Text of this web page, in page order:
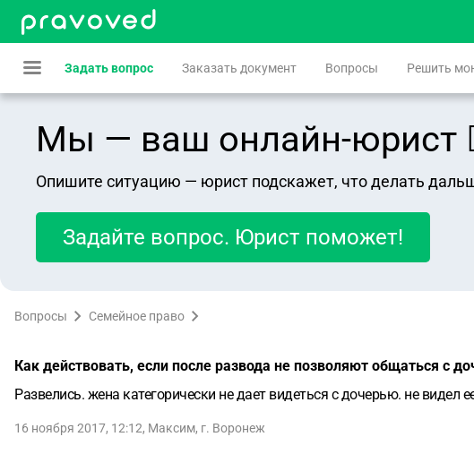
Задать вопрос Заказать документ Вопросы Решить
Мы — ваш онлайн-юрист
Опишите ситуацию — юрист подскажет, что делать
Задайте вопрос. Юрист поможет!
Вопросы Семейное право
Как действовать, если после развода не позволяют общаться с
Развелись. жена категорически не дает видеться с дочерью. не видел
16 ноября 2017, 12:12, Максим, г. Воронеж